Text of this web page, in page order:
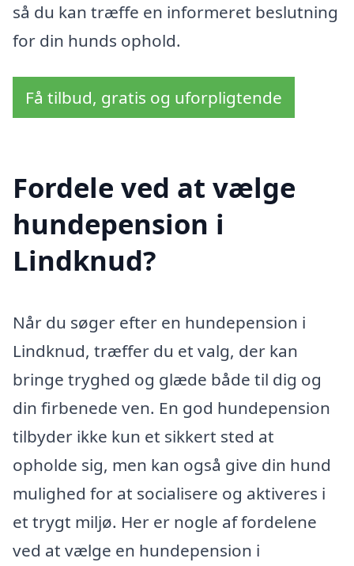
så du kan træffe en informeret beslutning
for din hunds ophold.
Få tilbud, gratis og uforpligtende
Fordele ved at vælge
hundepension i
Lindknud?
Når du søger efter en hundepension i
Lindknud, træffer du et valg, der kan
bringe tryghed og glæde både til dig og
din firbenede ven. En god hundepension
tilbyder ikke kun et sikkert sted at
opholde sig, men kan også give din hund
mulighed for at socialisere og aktiveres i
et trygt miljø. Her er nogle af fordelene
ved at vælge en hundepension i